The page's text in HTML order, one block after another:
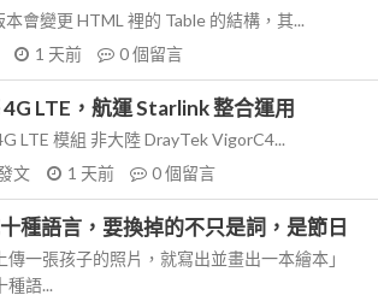
會變更 HTML 裡的 Table 的結構，其...
1 天前 0個留言
LTE，航運 Starlink 整合運用
LTE 模組 非大陸 DrayTek VigorC4...
文 1 天前 0個留言
種語言，要換掉的不只是詞，是節日
一張孩子的照片，就寫出並畫出一本繪本」
種語...